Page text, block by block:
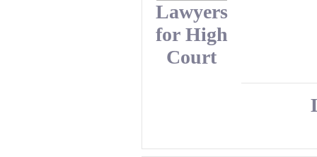
Lawyers
for High
Court